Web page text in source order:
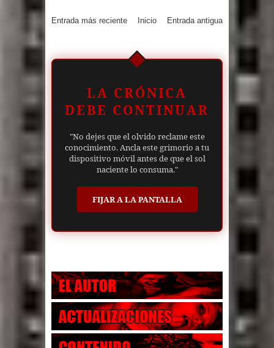
Entrada más reciente Entrada antigua
Inicio
LA CRÓNICA
DEBE CONTINUAR
"No dejes que el olvido reclame este
conocimiento. Ancla este grimorio a tu
dispositivo móvil antes de que el sol
naciente lo consuma."
FIJAR A LA PANTALLA